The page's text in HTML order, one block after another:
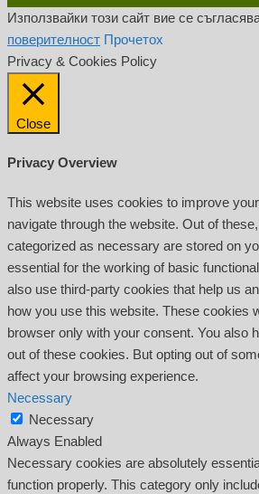
Използвайки този сайт вие се
поверителност Прочетох
Privacy & Cookies Policy
Close
Privacy Overview
This website uses cookies to improve
navigate through the website. Out of
categorized as necessary are stored on
essential for the working of basic
also use third-party cookies that help us
how you use this website. These cookies
browser only with your consent. You also
out of these cookies. But opting out of
affect your browsing experience.
Necessary
Necessary
Always Enabled
Necessary cookies are absolutely
function properly. This category only